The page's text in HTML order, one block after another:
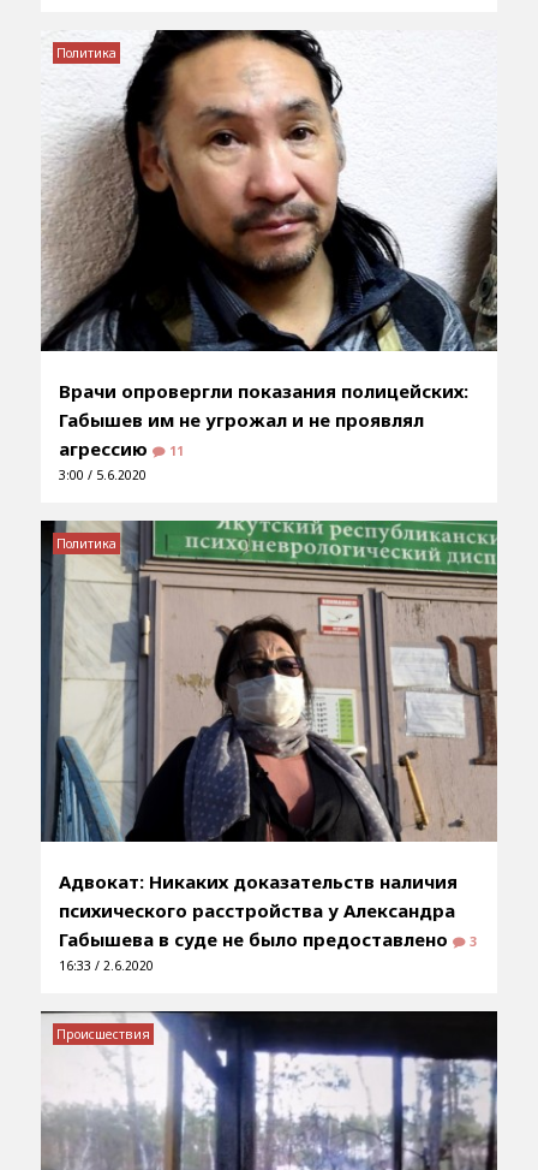
Врачи опровергли показания полицейских:
Габышев им не угрожал и не проявлял
агрессию
11
3:00 / 5.6.2020
Политика
Адвокат: Никаких доказательств наличия
психического расстройства у Александра
Габышева в суде не было предоставлено
3
16:33 / 2.6.2020
Политика
Происшествия